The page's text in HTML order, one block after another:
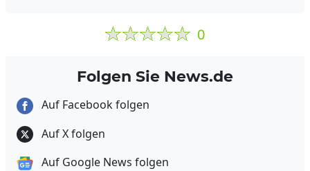
0
Folgen Sie News.de
Auf Facebook folgen
Auf X folgen
Auf Google News folgen